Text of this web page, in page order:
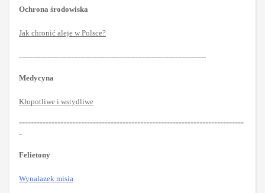
Ochrona środowiska
Jak chronić aleje w Polsce?
-------------------------------------------------------------------------------
Medycyna
Kłopotliwe i wstydliwe
----------------------------------------------------------------------------
-
Felietony
Wynalazek misia